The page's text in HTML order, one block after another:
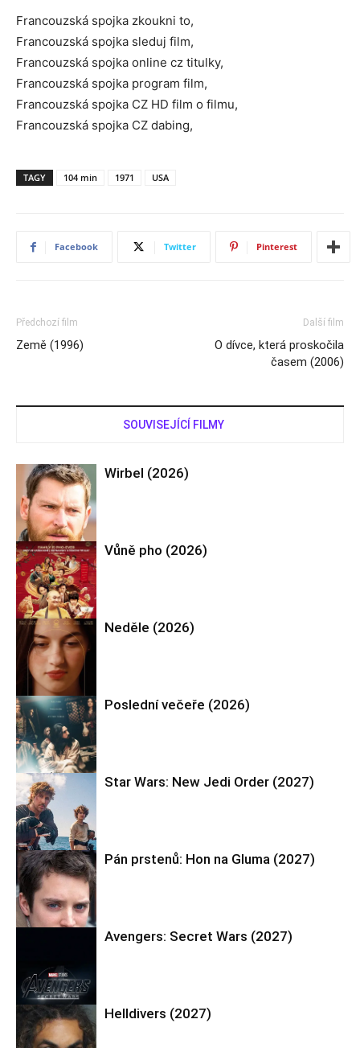
Francouzská spojka zkoukni to,
Francouzská spojka sleduj film,
Francouzská spojka online cz titulky,
Francouzská spojka program film,
Francouzská spojka CZ HD film o filmu,
Francouzská spojka CZ dabing,
TAGY 104 min 1971 USA
Facebook Twitter Pinterest
Předchozí film
Země (1996)
Další film
O dívce, která proskočila
časem (2006)
SOUVISEJÍCÍ FILMY
Drama
Wirbel (2026)
Drama
Vůně pho (2026)
Drama
Neděle (2026)
Drama
Poslední večeře (2026)
Akční
Star Wars: New Jedi Order (2027)
Pán prstenů: Hon na Gluma (2027)
Akční
Avengers: Secret Wars (2027)
Helldivers (2027)